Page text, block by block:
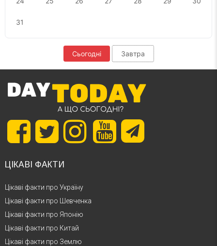
31
Сьогодні Завтра
ЦІКАВІ ФАКТИ
Цікаві факти про Україну
Цікаві факти про Шевченка
Цікаві факти про Японію
Цікаві факти про Китай
Цікаві факти про Землю